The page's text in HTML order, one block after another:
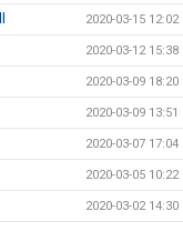
2020-03-15 12:02
2020-03-12 15:38
2020-03-09 18:20
2020-03-09 13:51
2020-03-07 17:04
2020-03-05 10:22
2020-03-02 14:30